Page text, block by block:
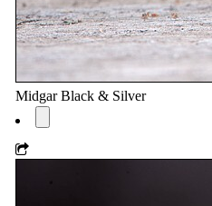
Midgar Black & Silver